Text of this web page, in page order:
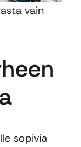
vain
sopivia